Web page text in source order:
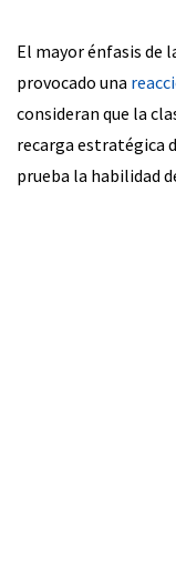
El mayor énfasis de
provocado una
consideran que la
recarga estratégica
prueba la habilidad